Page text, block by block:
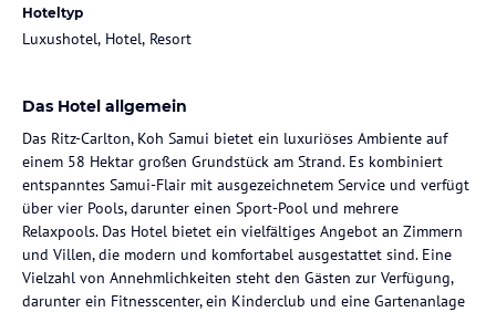
Hoteltyp
Luxushotel, Hotel, Resort
Das Hotel allgemein
Das Ritz-Carlton, Koh Samui bietet ein luxuriöses Ambiente auf
einem 58 Hektar großen Grundstück am Strand. Es kombiniert
entspanntes Samui-Flair mit ausgezeichnetem Service und verfügt
über vier Pools, darunter einen Sport-Pool und mehrere
Relaxpools. Das Hotel bietet ein vielfältiges Angebot an Zimmern
und Villen, die modern und komfortabel ausgestattet sind. Eine
Vielzahl von Annehmlichkeiten steht den Gästen zur Verfügung,
darunter ein Fitnesscenter, ein Kinderclub und eine Gartenanlage